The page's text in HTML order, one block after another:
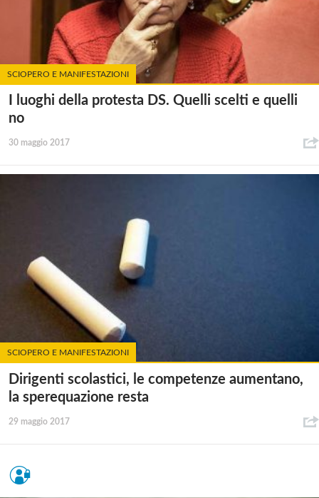
SCIOPERO E MANIFESTAZIONI
I luoghi della protesta DS. Quelli scelti e quelli
no
30 maggio 2017
SCIOPERO E MANIFESTAZIONI
Dirigenti scolastici, le competenze aumentano,
la sperequazione resta
29 maggio 2017